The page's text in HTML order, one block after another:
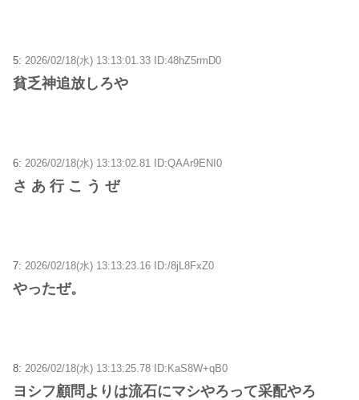
5: 2026/02/18(水) 13:13:01.33 ID:48hZ5rmD0
貧乏神追放しろや
6: 2026/02/18(水) 13:13:02.81 ID:QAAr9ENI0
さ あ 行 こ う ぜ
7: 2026/02/18(水) 13:13:23.16 ID:/8jL8FxZ0
やったぜ。
8: 2026/02/18(水) 13:13:25.78 ID:KaS8W+qB0
ヨシフ顧問よりは流石にマシやろって采配やろ